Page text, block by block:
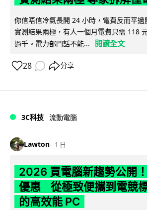
你信唔信冷氣長開 24 小時，電費反而平
實測結果兩極，有人一個月電費只需 118
過千。電力部門話不能...
閱讀全文
28 分享
3C科技 流動電腦
Lawton 1 日
2026 買電腦新趨勢公開
優惠 從極致便攜到電競
的高效能 PC